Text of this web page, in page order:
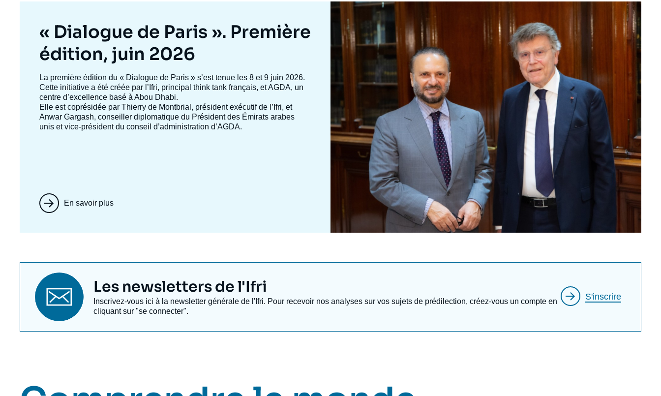
Titre
mis
en
avant
« Dialogue de Paris ». Première
édition, juin 2026
Texte
accroche
La première édition du « Dialogue de Paris » s’est tenue les 8 et 9 juin 2026.
Cette initiative a été créée par l’Ifri, principal think tank français, et AGDA, un
centre d’excellence basé à Abou Dhabi.
Elle est coprésidée par Thierry de Montbrial , président exécutif de l’Ifri, et
Anwar Gargash, conseiller diplomatique du Président des Émirats arabes
unis et vice-président du conseil d’administration d’AGDA.
En savoir plus
Image
avant
Titre
newsletter
Les newsletters de l'Ifri
Texte
Newsletter
Inscrivez-vous ici à la newsletter générale de l'Ifri. Pour recevoir nos analyses sur vos sujets de prédilection, créez-vous un compte en
cliquant sur "se connecter".
S'inscrire